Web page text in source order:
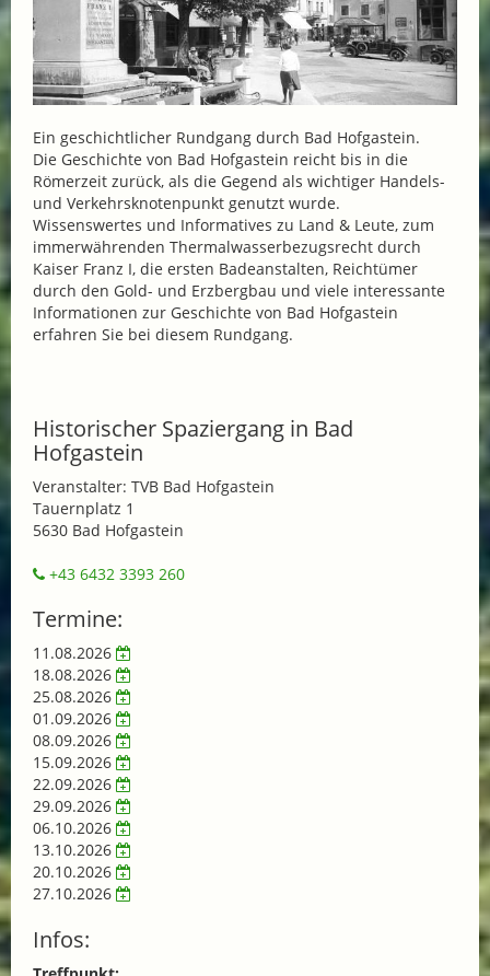
Ein geschichtlicher Rundgang durch Bad Hofgastein.
Die Geschichte von Bad Hofgastein reicht bis in die
Römerzeit zurück, als die Gegend als wichtiger Handels-
und Verkehrsknotenpunkt genutzt wurde.
Wissenswertes und Informatives zu Land & Leute, zum
immerwährenden Thermalwasserbezugsrecht durch
Kaiser Franz I, die ersten Badeanstalten, Reichtümer
durch den Gold- und Erzbergbau und viele interessante
Informationen zur Geschichte von Bad Hofgastein
erfahren Sie bei diesem Rundgang.
Historischer Spaziergang in Bad
Hofgastein
Veranstalter: TVB Bad Hofgastein
Tauernplatz 1
5630 Bad Hofgastein
+43 6432 3393 260
Termine:
11.08.2026
18.08.2026
25.08.2026
01.09.2026
08.09.2026
15.09.2026
22.09.2026
29.09.2026
06.10.2026
13.10.2026
20.10.2026
27.10.2026
Infos: